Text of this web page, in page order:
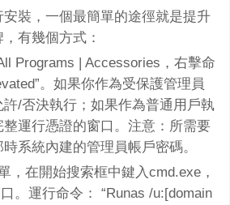
裝，一個最簡單的途徑就是提升
有幾個方式：
Programs | Accessories，右擊命
。如果你作為受保護管理員
/否決執行；如果作為普通用戶執
運行憑證的窗口。注意：所需要
系統內建的管理員帳戶密碼。
，在開始搜索框中鍵入cmd.exe，
。運行命令： “Runas /u:[domain